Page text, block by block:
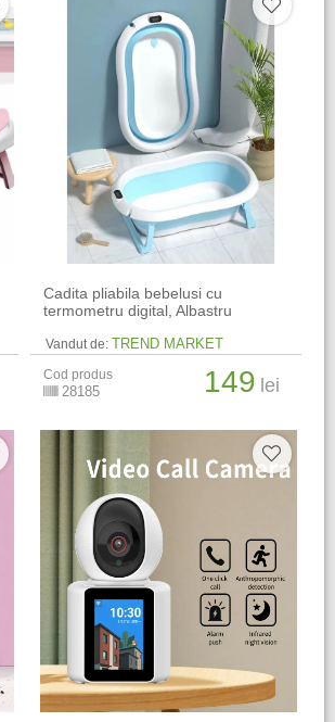
Cadita pliabila bebelusi cu
termometru digital, Albastru
Vandut de: TREND MARKET
Cod produs
28185 149 lei